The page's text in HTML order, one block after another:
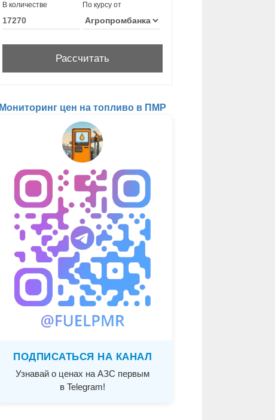
В количестве По курсу от
Мониторинг цен на топливо в ПМР
ПОДПИСАТЬСЯ НА КАНАЛ
Узнавай о ценах на АЗС первым
в Telegram!